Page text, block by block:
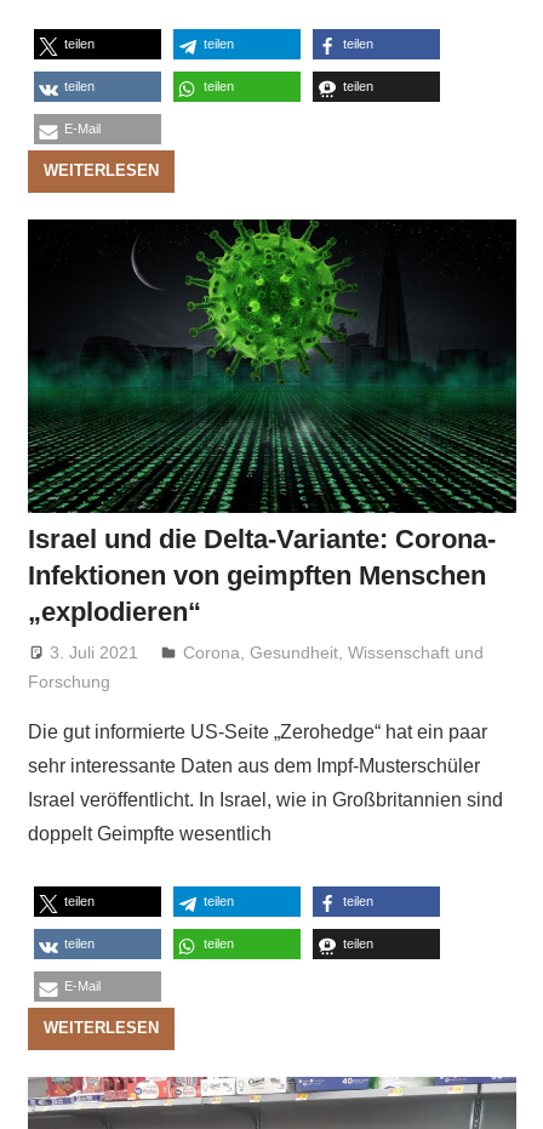
teilen teilen teilen
teilen teilen teilen
E-Mail
WEITERLESEN
Israel und die Delta-Variante: Corona-
Infektionen von geimpften Menschen
„explodieren“
3. Juli 2021 Niki Vogt
Corona ,Gesundheit ,Wissenschaft und
Forschung
Die gut informierte US-Seite „Zerohedge“ hat ein paar
sehr interessante Daten aus dem Impf-Musterschüler
Israel veröffentlicht. In Israel, wie in Großbritannien sind
doppelt Geimpfte wesentlich
teilen teilen teilen
teilen teilen teilen
E-Mail
WEITERLESEN